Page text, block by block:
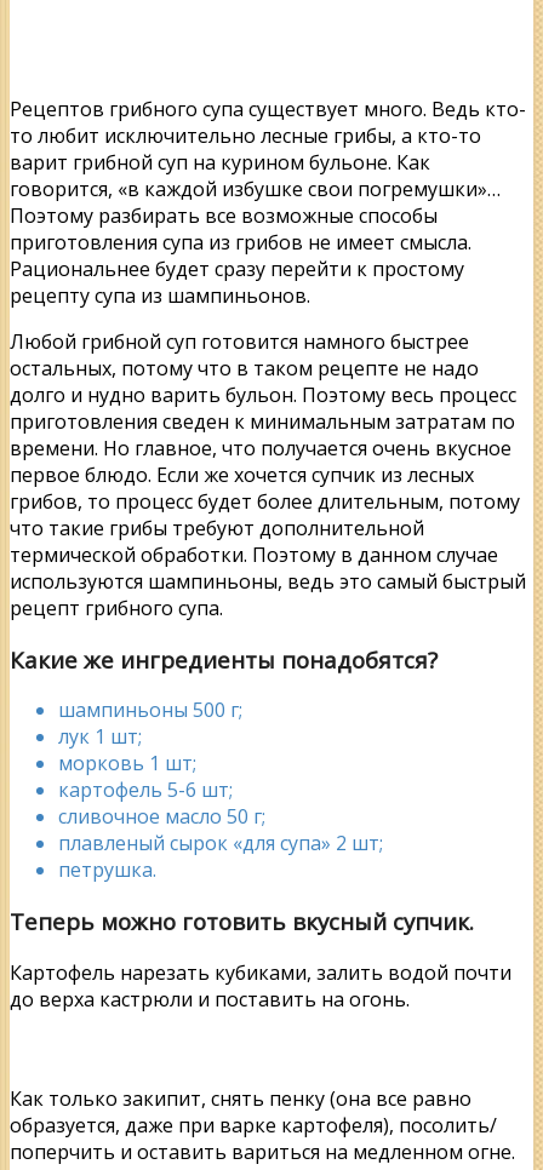
Рецептов грибного супа существует много. Ведь кто-
то любит исключительно лесные грибы, а кто-то
варит грибной суп на курином бульоне. Как
говорится, «в каждой избушке свои погремушки»…
Поэтому разбирать все возможные способы
приготовления супа из грибов не имеет смысла.
Рациональнее будет сразу перейти к простому
рецепту супа из шампиньонов.
Любой грибной суп готовится намного быстрее
остальных, потому что в таком рецепте не надо
долго и нудно варить бульон. Поэтому весь процесс
приготовления сведен к минимальным затратам по
времени. Но главное, что получается очень вкусное
первое блюдо. Если же хочется супчик из лесных
грибов, то процесс будет более длительным, потому
что такие грибы требуют дополнительной
термической обработки. Поэтому в данном случае
используются шампиньоны, ведь это самый быстрый
рецепт грибного супа.
Какие же ингредиенты понадобятся?
шампиньоны 500 г;
лук 1 шт;
морковь 1 шт;
картофель 5-6 шт;
сливочное масло 50 г;
плавленый сырок «для супа» 2 шт;
петрушка.
Теперь можно готовить вкусный супчик.
Картофель нарезать кубиками, залить водой почти
до верха кастрюли и поставить на огонь.
Как только закипит, снять пенку (она все равно
образуется, даже при варке картофеля), посолить/
поперчить и оставить вариться на медленном огне.